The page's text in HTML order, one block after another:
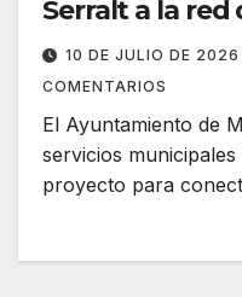
Serralt a la
10 DE JULIO DE 2026
COMENTARIOS
El Ayuntamiento de
servicios
proyecto para